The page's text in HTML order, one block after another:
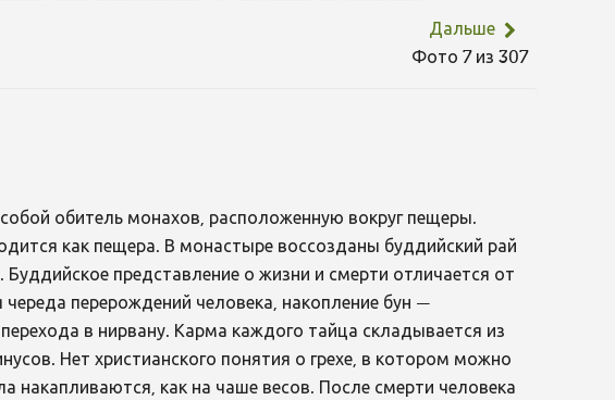
Дальше
Фото 7 из 307
обитель монахов, расположенную вокруг пещеры.
как пещера. В монастыре воссозданы буддийский рай
представление о жизни и смерти отличается от
перерождений человека, накопление бун —
в нирвану. Карма каждого тайца складывается из
Нет христианского понятия о грехе, в котором можно
накапливаются, как на чаше весов. После смерти человека